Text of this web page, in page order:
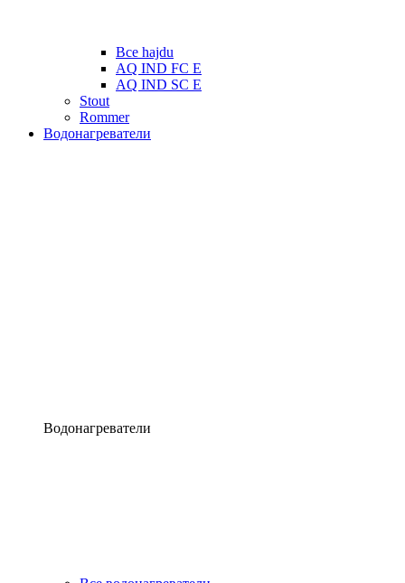
Все hajdu
AQ IND FC E
AQ IND SC E
Stout
Rommer
Водонагреватели
Водонагреватели